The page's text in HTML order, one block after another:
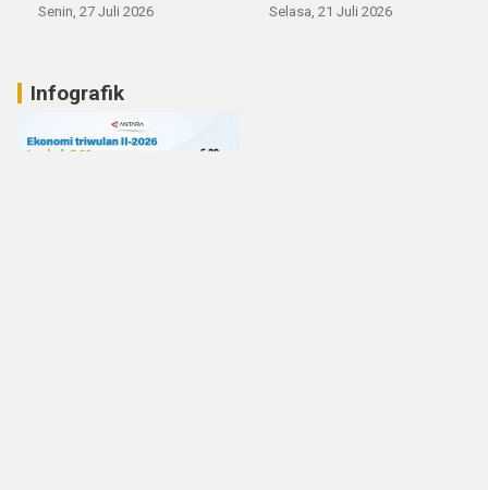
Senin, 27 Juli 2026 Selasa, 21 Juli 2026
Infografik